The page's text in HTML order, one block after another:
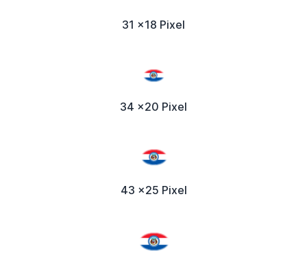
31 x18 Pixel
34 x20 Pixel
43 x25 Pixel